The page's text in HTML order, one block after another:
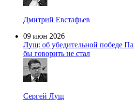
Дмитрий Евстафьев
09 июн 2026
Лущ: об убедительной победе
бы говорить не стал
Сергей Лущ